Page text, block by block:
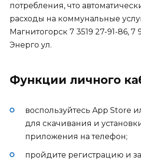
потребления, что
расходы на коммунальные
Магнитогорск 7 3519 27-91-86, 7
Энерго ул.
Функции личного
воспользуйтесь App Store
для скачивания и
приложения на телефон;
пройдите регистрацию и